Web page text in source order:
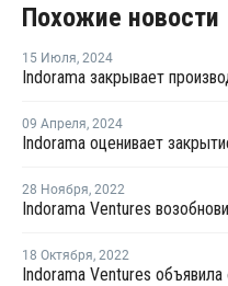
Похожие новости
15 Июля, 2024
09 Апреля, 2024
28 Ноября, 2022
18 Октября, 2022